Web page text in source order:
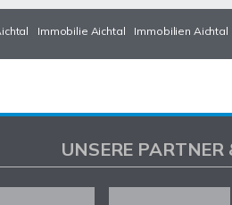
Immobilie Aichtal Immobilien Aichtal
UNSERE